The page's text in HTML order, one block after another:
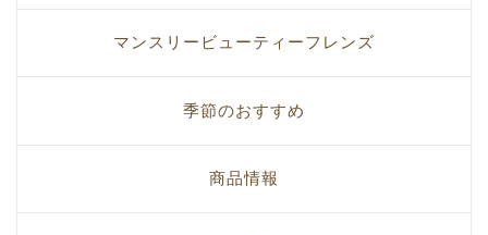
マンスリービューティーフレンズ
季節のおすすめ
商品情報